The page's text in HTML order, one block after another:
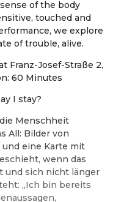
of the body
touched and
we explore
of trouble, alive.
Franz-Josef-Straße 2,
60 Minutes
I stay?
Menschheit
All: Bilder von
eine Karte mit
wenn das
und sich nicht länger
„Ich bin bereits